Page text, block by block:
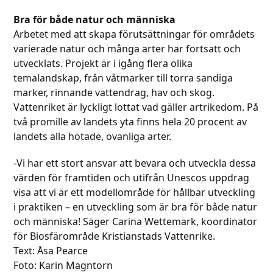
Bra för både natur och människa
Arbetet med att skapa förutsättningar för områdets
varierade natur och många arter har fortsatt och
utvecklats. Projekt är i igång flera olika
temalandskap, från våtmarker till torra sandiga
marker, rinnande vattendrag, hav och skog.
Vattenriket är lyckligt lottat vad gäller artrikedom. På
två promille av landets yta finns hela 20 procent av
landets alla hotade, ovanliga arter.
-Vi har ett stort ansvar att bevara och utveckla dessa
värden för framtiden och utifrån Unescos uppdrag
visa att vi är ett modellområde för hållbar utveckling
i praktiken – en utveckling som är bra för både natur
och människa! Säger Carina Wettemark, koordinator
för Biosfärområde Kristianstads Vattenrike.
Text: Åsa Pearce
Foto: Karin Magntorn